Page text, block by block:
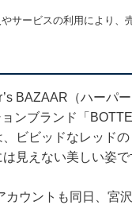
サービスの利用により、
BAZAAR（ハーパ
ンブランド「
ビビッドなレッド
見えない美しい姿で
カウントも同日、宮